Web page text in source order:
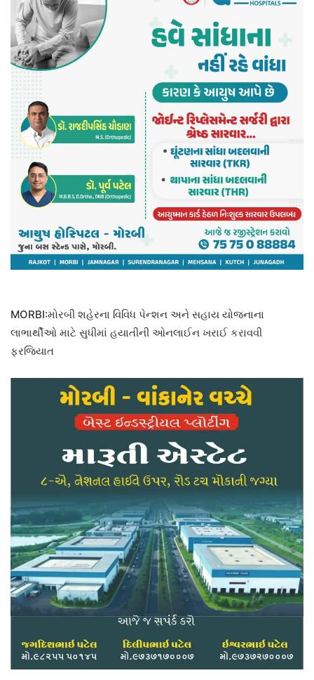
MORBI:મોરબી શહેરના વિવિધ પેન્શન અને સહાય યોજનાના
લાભાર્થીઓ માટે સુધીમાં હયાતીની ઓનલાઈન ખરાઈ કરાવવી
ફરજિયાત